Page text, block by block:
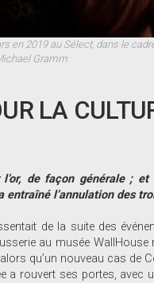
en 2019 au Sélect, dans le
Gramm
LA
de façon générale ;
entraîné l’annulation des
de la suite des
au musée
qu’un nouveau cas de
a rouvert ses portes, avec